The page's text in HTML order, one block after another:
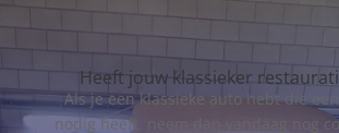
Heeft jouw klassieker
Als je een klassieke auto hebt die
nodig heeft, neem dan vandaag nog